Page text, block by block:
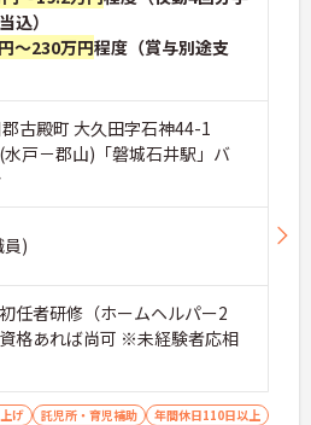
込）
～230万円程度（賞与別途支
古殿町 大久田字石神44-1
水戸－郡山)「磐城石井駅」バ
員)
任者研修（ホームヘルパー2
格あれば尚可 ※未経験者応相
げ 託児所・育児補助
年間休日110日以上